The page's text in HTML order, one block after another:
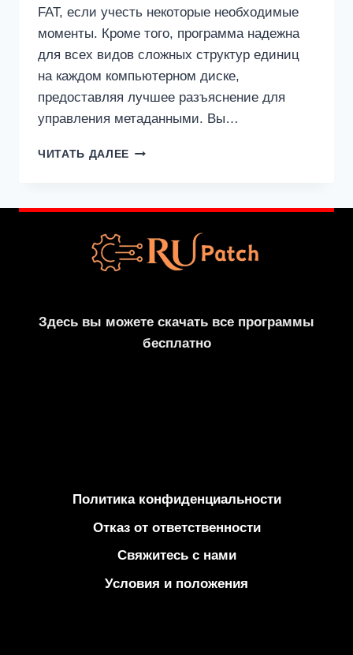
FAT, если учесть некоторые необходимые
моменты. Кроме того, программа надежна
для всех видов сложных структур единиц
на каждом компьютерном диске,
предоставляя лучшее разъяснение для
управления метаданными. Вы…
ЧИТАТЬ ДАЛЕЕ STELLAR
+
КЛЮЧ
Здесь вы можете скачать все программы
бесплатно
Политика конфиденциальности
Отказ от ответственности
Свяжитесь с нами
Условия и положения